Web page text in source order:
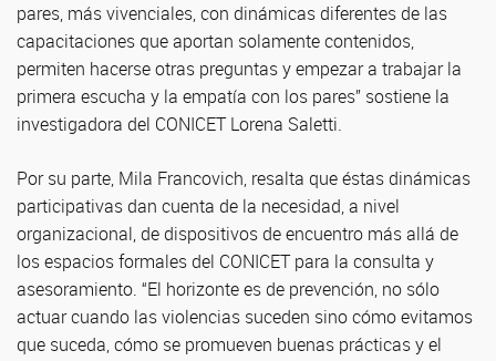
pares, más vivenciales, con dinámicas diferentes de las
capacitaciones que aportan solamente contenidos,
permiten hacerse otras preguntas y empezar a trabajar la
primera escucha y la empatía con los pares” sostiene la
investigadora del CONICET Lorena Saletti.
Por su parte, Mila Francovich, resalta que éstas dinámicas
participativas dan cuenta de la necesidad, a nivel
organizacional, de dispositivos de encuentro más allá de
los espacios formales del CONICET para la consulta y
asesoramiento. “El horizonte es de prevención, no sólo
actuar cuando las violencias suceden sino cómo evitamos
que suceda, cómo se promueven buenas prácticas y el